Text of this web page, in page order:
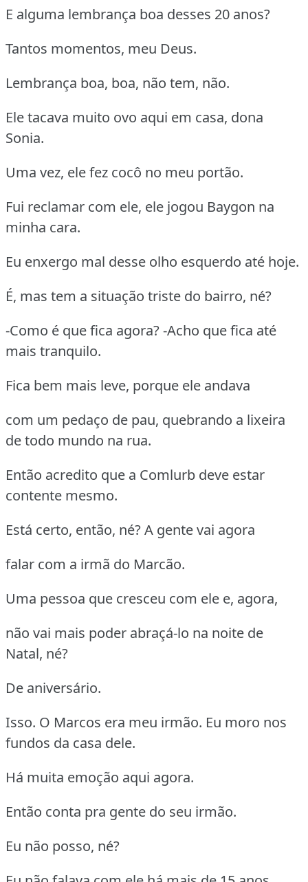
E alguma lembrança boa desses 20 anos?
Tantos momentos, meu Deus.
Lembrança boa, boa, não tem, não.
Ele tacava muito ovo aqui em casa, dona
Sonia.
Uma vez, ele fez cocô no meu portão.
Fui reclamar com ele, ele jogou Baygon na
minha cara.
Eu enxergo mal desse olho esquerdo até hoje.
É, mas tem a situação triste do bairro, né?
-Como é que fica agora? -Acho que fica até
mais tranquilo.
Fica bem mais leve, porque ele andava
com um pedaço de pau, quebrando a lixeira
de todo mundo na rua.
Então acredito que a Comlurb deve estar
contente mesmo.
Está certo, então, né? A gente vai agora
falar com a irmã do Marcão.
Uma pessoa que cresceu com ele e, agora,
não vai mais poder abraçá-lo na noite de
Natal, né?
De aniversário.
Isso. O Marcos era meu irmão. Eu moro nos
fundos da casa dele.
Há muita emoção aqui agora.
Então conta pra gente do seu irmão.
Eu não posso, né?